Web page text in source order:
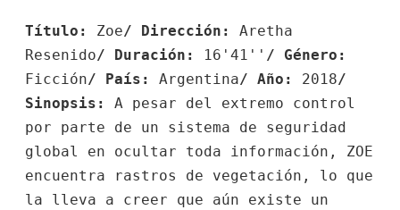
Título: Zoe/ Dirección:Aretha
Resenido/ Duración: 16'41'' / Género:
Ficción/ País:Argentina/ Año: 2018/
Sinopsis:A pesar del extremo control
por parte de un sistema de seguridad
global en ocultar toda información, ZOE
encuentra rastros de vegetación, lo que
la lleva a creer que aún existe un